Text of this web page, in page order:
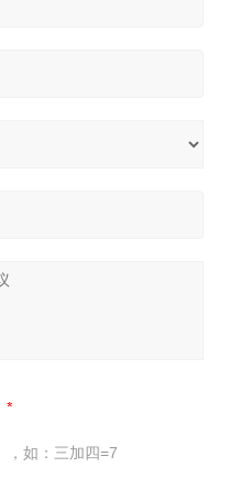
，如：三加四=7